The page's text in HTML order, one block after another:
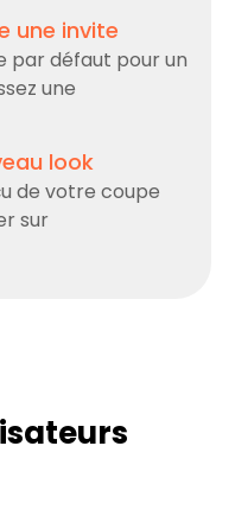
une invite
par défaut pour un
une
look
de votre coupe
sur